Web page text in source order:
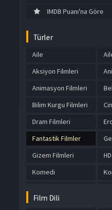
IMDB Puanı'na Göre
Türler
Aile
Aksiyon Filmleri
Animasyon Filmleri
Bilim Kurgu Filmleri
Dram Filmleri
Fantastik Filmler
Gizem Filmleri
Komedi
Film Dili